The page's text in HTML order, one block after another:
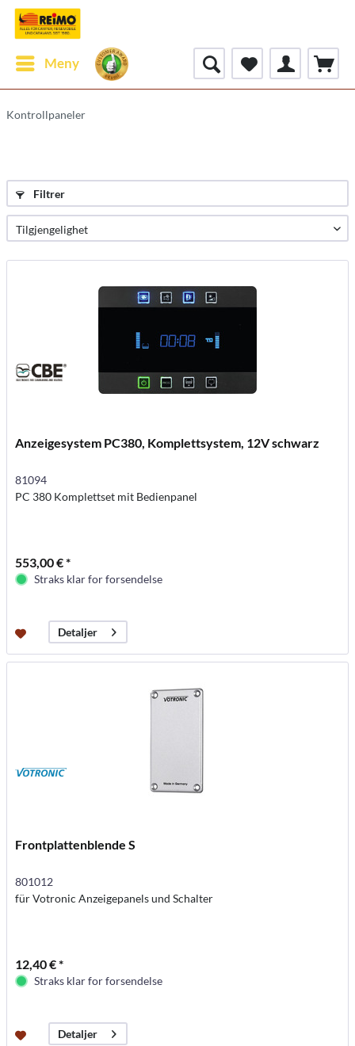
Meny
Kontrollpaneler
Filtrer
Anzeigesystem PC380, Komplettsystem, 12V schwarz
81094
PC 380 Komplettset mit Bedienpanel
553,00 € *
Straks klar for forsendelse
Detaljer
Frontplattenblende S
801012
für Votronic Anzeigepanels und Schalter
12,40 € *
Straks klar for forsendelse
Detaljer